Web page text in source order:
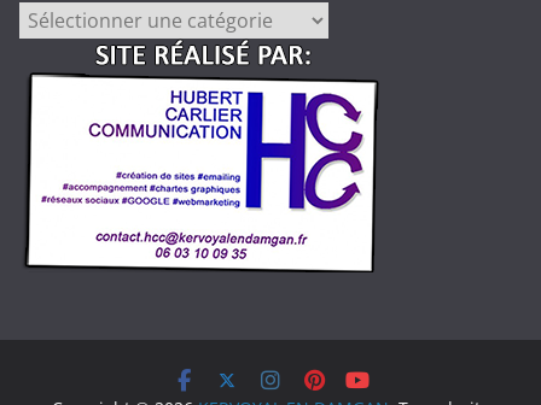
Catégories